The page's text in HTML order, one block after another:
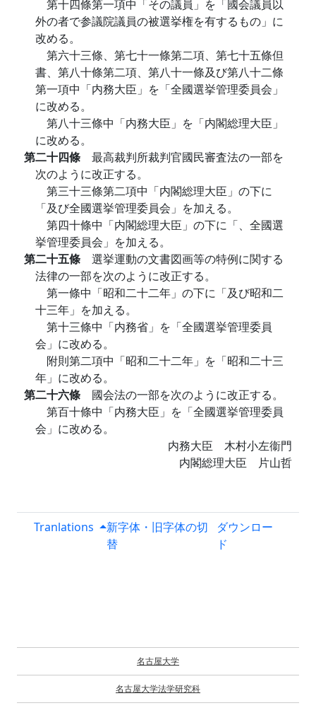
第十四條第一項中「その議員」を「國会議員以
外の者で参議院議員の被選挙権を有するもの」に
改める。
第六十三條、第七十一條第二項、第七十五條但
書、第八十條第二項、第八十一條及び第八十二條
第一項中「内務大臣」を「全國選挙管理委員会」
に改める。
第八十三條中「内務大臣」を「内閣総理大臣」
に改める。
第二十四條 最高裁判所裁判官國民審査法の一部を
次のように改正する。
第三十三條第二項中「内閣総理大臣」の下に
「及び全國選挙管理委員会」を加える。
第四十條中「内閣総理大臣」の下に「、全國選
挙管理委員会」を加える。
第二十五條 選挙運動の文書図画等の特例に関する
法律の一部を次のように改正する。
第一條中「昭和二十二年」の下に「及び昭和二
十三年」を加える。
第十三條中「内務省」を「全國選挙管理委員
会」に改める。
附則第二項中「昭和二十二年」を「昭和二十三
年」に改める。
第二十六條 國会法の一部を次のように改正する。
第百十條中「内務大臣」を「全國選挙管理委員
会」に改める。
内務大臣 木村小左衞門
内閣総理大臣 片山哲
Tranlations
新字体・旧字体の切
替
ダウンロー
ド
名古屋大学
名古屋大学法学研究科